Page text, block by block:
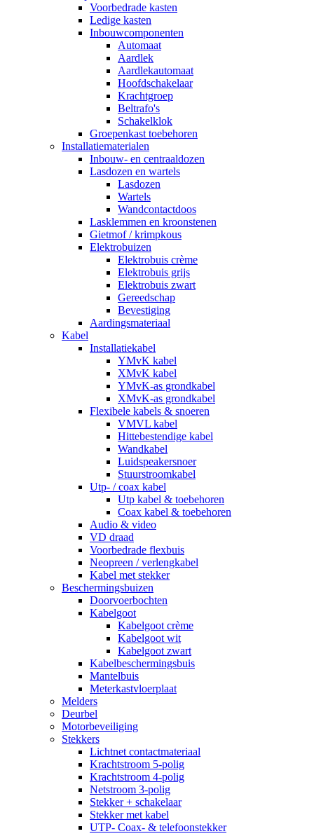
Voorbedrade kasten
Ledige kasten
Inbouwcomponenten
Automaat
Aardlek
Aardlekautomaat
Hoofdschakelaar
Krachtgroep
Beltrafo's
Schakelklok
Groepenkast toebehoren
Installatiematerialen
Inbouw- en centraaldozen
Lasdozen en wartels
Lasdozen
Wartels
Wandcontactdoos
Lasklemmen en kroonstenen
Gietmof / krimpkous
Elektrobuizen
Elektrobuis crème
Elektrobuis grijs
Elektrobuis zwart
Gereedschap
Bevestiging
Aardingsmateriaal
Kabel
Installatiekabel
YMvK kabel
XMvK kabel
YMvK-as grondkabel
XMvK-as grondkabel
Flexibele kabels & snoeren
VMVL kabel
Hittebestendige kabel
Wandkabel
Luidspeakersnoer
Stuurstroomkabel
Utp- / coax kabel
Utp kabel & toebehoren
Coax kabel & toebehoren
Audio & video
VD draad
Voorbedrade flexbuis
Neopreen / verlengkabel
Kabel met stekker
Beschermingsbuizen
Doorvoerbochten
Kabelgoot
Kabelgoot crème
Kabelgoot wit
Kabelgoot zwart
Kabelbeschermingsbuis
Mantelbuis
Meterkastvloerplaat
Melders
Deurbel
Motorbeveiliging
Stekkers
Lichtnet contactmateriaal
Krachtstroom 5-polig
Krachtstroom 4-polig
Netstroom 3-polig
Stekker + schakelaar
Stekker met kabel
UTP- Coax- & telefoonstekker